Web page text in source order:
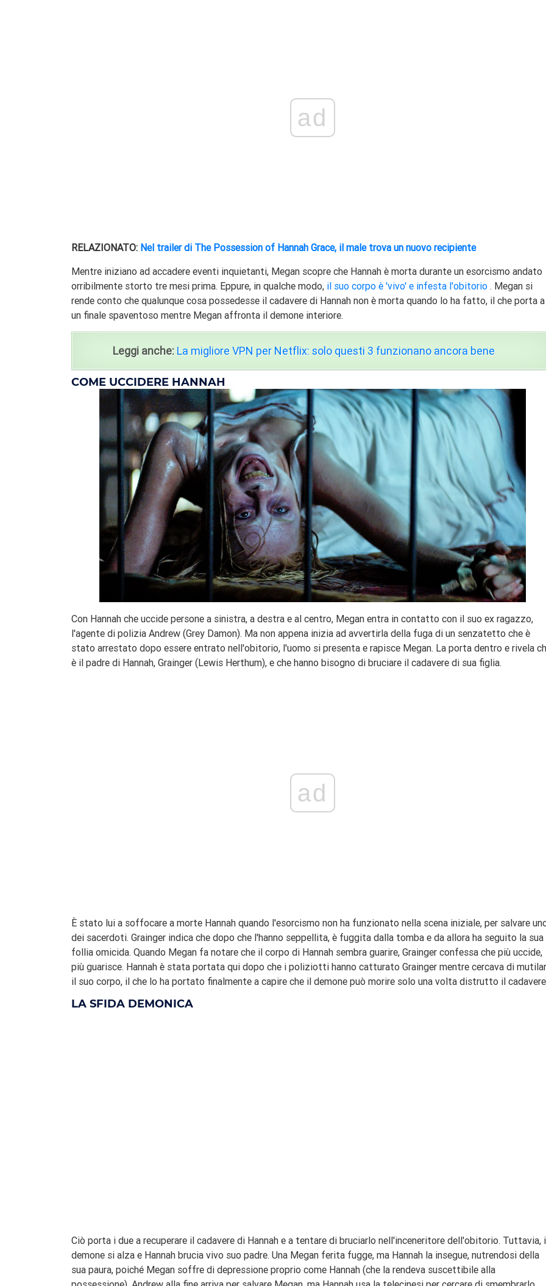
ad
RELAZIONATO: Nel trailer di The Possession of Hannah Grace, il male trova un nuovo recipiente
Mentre iniziano ad accadere eventi inquietanti, Megan scopre che Hannah è morta durante un esorcismo andato
orribilmente storto tre mesi prima. Eppure, in qualche modo, il suo corpo è 'vivo' e infesta l'obitorio . Megan si
rende conto che qualunque cosa possedesse il cadavere di Hannah non è morta quando lo ha fatto, il che porta a
un finale spaventoso mentre Megan affronta il demone interiore.
Leggi anche: La migliore VPN per Netflix: solo questi 3 funzionano ancora bene
COME UCCIDERE HANNAH
Con Hannah che uccide persone a sinistra, a destra e al centro, Megan entra in contatto con il suo ex ragazzo,
l'agente di polizia Andrew (Grey Damon). Ma non appena inizia ad avvertirla della fuga di un senzatetto che è
stato arrestato dopo essere entrato nell'obitorio, l'uomo si presenta e rapisce Megan. La porta dentro e rivela
è il padre di Hannah, Grainger (Lewis Herthum), e che hanno bisogno di bruciare il cadavere di sua figlia.
ad
È stato lui a soffocare a morte Hannah quando l'esorcismo non ha funzionato nella scena iniziale, per salvare
dei sacerdoti. Grainger indica che dopo che l'hanno seppellita, è fuggita dalla tomba e da allora ha seguito la sua
follia omicida. Quando Megan fa notare che il corpo di Hannah sembra guarire, Grainger confessa che più uccide,
più guarisce. Hannah è stata portata qui dopo che i poliziotti hanno catturato Grainger mentre cercava di
il suo corpo, il che lo ha portato finalmente a capire che il demone può morire solo una volta distrutto il
LA SFIDA DEMONICA
Ciò porta i due a recuperare il cadavere di Hannah e a tentare di bruciarlo nell'inceneritore dell'obitorio. Tuttavia,
demone si alza e Hannah brucia vivo suo padre. Una Megan ferita fugge, ma Hannah la insegue, nutrendosi della
sua paura, poiché Megan soffre di depressione proprio come Hannah (che la rendeva suscettibile alla